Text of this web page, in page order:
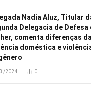
Nadia Aluz, Titular
Delegacia de Defesa
comenta diferenças da
doméstica e
2024 0